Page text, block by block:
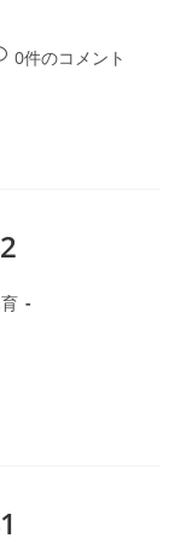
0件のコメント